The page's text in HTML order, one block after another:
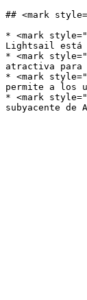
## <mark
* <mark
Lightsail está
* <mark
atractiva para
* <mark
permite a los
* <mark